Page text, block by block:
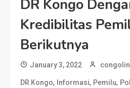
DR Kongo
Kredibilitas
Berikutnya
January 3, 2022 congolin
DR Kongo, Informasi, Pemilu,